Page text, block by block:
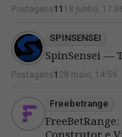
Postagens11 18 junho,
SPINSENSEI
SpinSensei —
Postagens1 28 maio, 14:59
Freebetrange
Construtor e